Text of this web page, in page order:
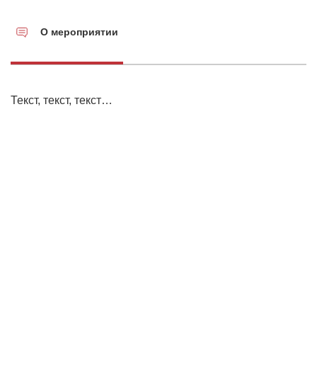
О мероприятии
Текст, текст, текст…